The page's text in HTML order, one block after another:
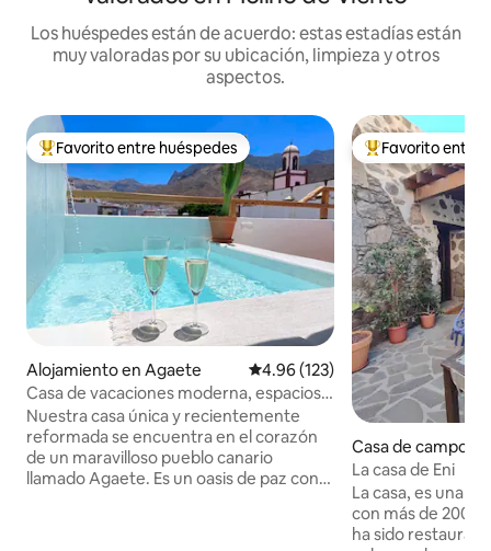
Los huéspedes están de acuerdo: estas estadías están
muy valoradas por su ubicación, limpieza y otros
aspectos.
Favorito entre huéspedes preferido
Favorito entre huéspedes
Alojamiento en Agaete Calificación promedio: 4.96 de
4.96 (123)
Casa de vacaciones moderna, espaciosa
y ecológica
Nuestra casa única y recientemente
reformada se encuentra en el corazón
de un maravilloso pueblo canario
llamado Agaete. Es un oasis de paz con
Favorito entre
Favorito entre
Casa de campo
La casa de Eni
La casa, es una
con más de 200
ha sido